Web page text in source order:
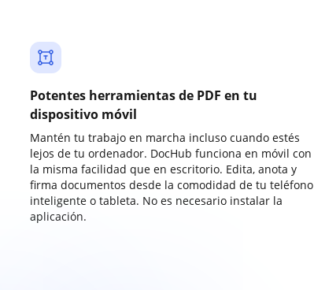
Potentes herramientas de PDF en tu
dispositivo móvil
Mantén tu trabajo en marcha incluso cuando estés
lejos de tu ordenador. DocHub funciona en móvil con
la misma facilidad que en escritorio. Edita, anota y
firma documentos desde la comodidad de tu teléfono
inteligente o tableta. No es necesario instalar la
aplicación.